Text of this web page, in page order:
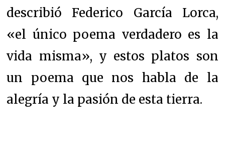
describió Federico García Lorca,
«el único poema verdadero es la
vida misma», y estos platos son
un poema que nos habla de la
alegría y la pasión de esta tierra.